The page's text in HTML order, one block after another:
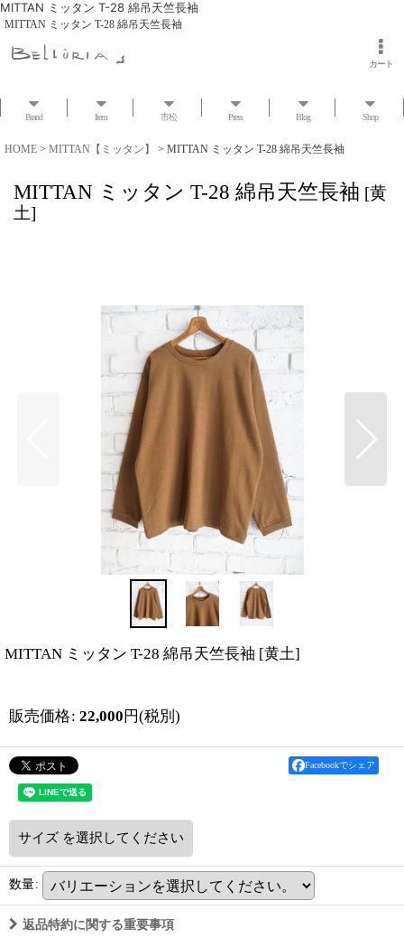
MITTAN ミッタン T-28 綿吊天竺長袖
MITTAN ミッタン T-28 綿吊天竺長袖
カート
Brand Item 市松 Press Blog Shop
HOME > MITTAN【ミッタン】 > MITTAN ミッタン T-28 綿吊天竺長袖
MITTAN ミッタン T-28 綿吊天竺長袖 [黄
土]
MITTAN ミッタン T-28 綿吊天竺長袖 [黄土]
販売価格: 22,000 円(税別)
Facebookでシェア
サイズ を選択してください
数量:
返品特約に関する重要事項